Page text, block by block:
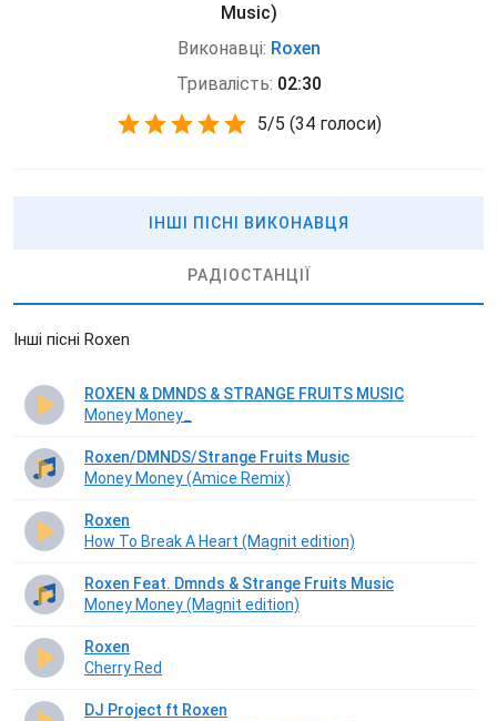
Music)
Виконавці: Roxen
Тривалість: 02:30
5/5 (34 голоси)
ІНШІ ПІСНІ ВИКОНАВЦЯ
РАДІОСТАНЦІЇ
Інші пісні Roxen
ROXEN & DMNDS & STRANGE FRUITS MUSIC
Money Money_
Roxen/DMNDS/Strange Fruits Music
Money Money (Amice Remix)
Roxen
How To Break A Heart (Magnit edition)
Roxen Feat. Dmnds & Strange Fruits Music
Money Money (Magnit edition)
Roxen
Cherry Red
DJ Project ft Roxen